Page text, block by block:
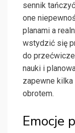
sennik
one
planami a
wstydzić się
do
nauki i
zapewne
obrotem.
Emocje